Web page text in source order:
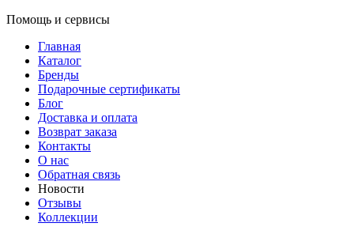
Помощь и сервисы
Главная
Каталог
Бренды
Подарочные сертификаты
Блог
Доставка и оплата
Возврат заказа
Контакты
О нас
Обратная связь
Новости
Отзывы
Коллекции